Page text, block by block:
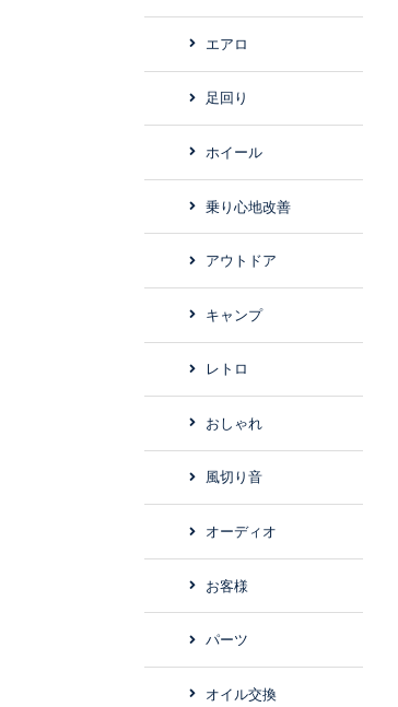
エアロ
足回り
ホイール
乗り心地改善
アウトドア
キャンプ
レトロ
おしゃれ
風切り音
オーディオ
お客様
パーツ
オイル交換